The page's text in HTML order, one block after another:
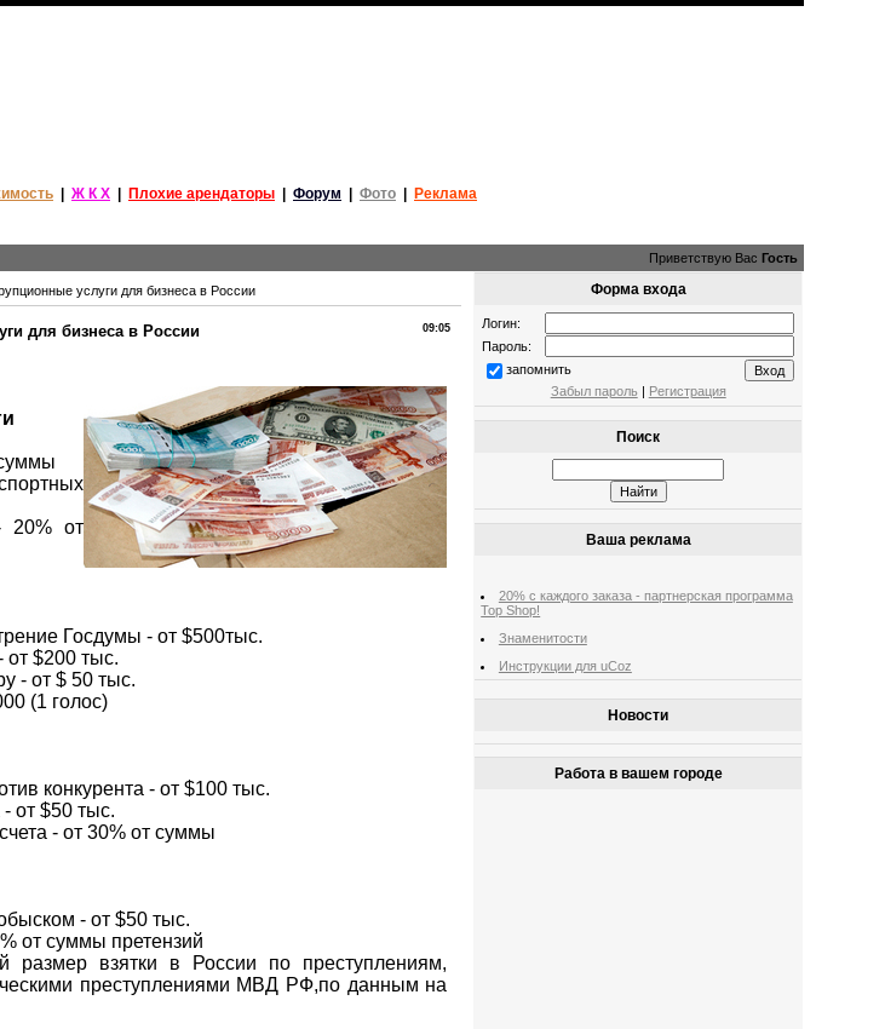
Ж К Х Плохие арендаторы Форум Фото Реклама
Приветствую Вас Гость
услуги для бизнеса в России
09:05
для бизнеса в России
20% от
Госдумы - от $500тыс.
от $200 тыс.
- от $ 50 тыс.
(1 голос)
конкурента - от $100 тыс.
от $50 тыс.
- от 30% от суммы
- от $50 тыс.
от суммы претензий
размер взятки в России по преступлениям,
преступлениями МВД РФ,по данным на
Форма входа
Логин:
Пароль:
запомнить
Забыл пароль
Регистрация
Поиск
Ваша реклама
20% с каждого заказа - партнерская программа
Top Shop!
Знаменитости
Инструкции для uCoz
Новости
Работа в вашем городе